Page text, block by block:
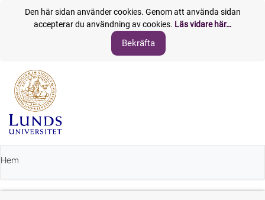
Den här sidan använder cookies. Genom att använda sidan
accepterar du användning av cookies. Läs vidare här…
Hem